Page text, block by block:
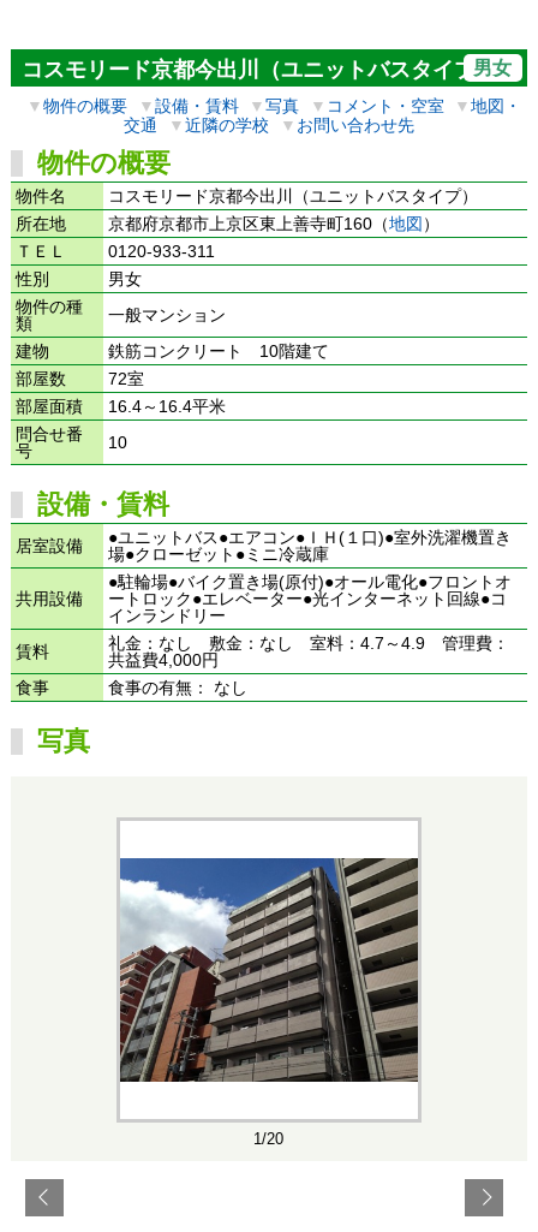
コスモリード京都今出川（ユニットバスタイプ）
男女
▼物件の概要 ▼設備・賃料 ▼写真 ▼ コメント・空室 ▼地図・
交通
▼近隣の学校 ▼ お問い合わせ先
物件の概要
物件名
コスモリード京都今出川（ユニットバスタイプ）
所在地
京都府京都市上京区東上善寺町160（地図 ）
ＴＥＬ
0120-933-311
性別
男女
物件の種
類
一般マンション
建物
鉄筋コンクリート 10階建て
部屋数
72室
部屋面積
16.4～16.4平米
問合せ番
号
10
設備・賃料
居室設備
●ユニットバス●エアコン●ＩＨ(１口)●室外洗濯機置き
場●クローゼット●ミニ冷蔵庫
共用設備
●駐輪場●バイク置き場(原付)●オール電化●フロントオ
ートロック●エレベーター●光インターネット回線●コ
インランドリー
賃料
礼金：なし 敷金：なし 室料：4.7～4.9 管理費：
共益費4,000円
食事
食事の有無： なし
写真
1/20